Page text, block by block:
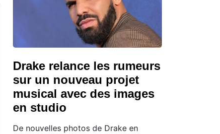
Drake relance les rumeurs
sur un nouveau projet
musical avec des images
en studio
De nouvelles photos de Drake en